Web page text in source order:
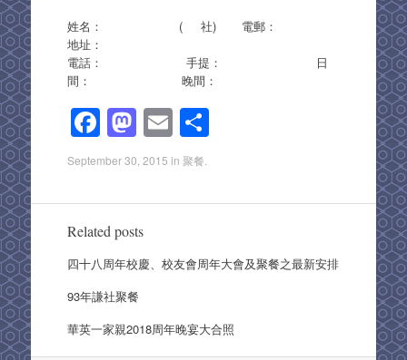
姓名： ( 社) 電郵：
地址：
電話： 手提： 日
間： 晚間：
F
a
e
b
o
o
k
M
a
st
o
d
o
n
E
m
ail
S
e
September 30, 2015 in 聚餐
Related posts
四十八周年校慶、校友會周年大會及聚餐之最新安排
93年謙社聚餐
華英一家親2018周年晚宴大合照